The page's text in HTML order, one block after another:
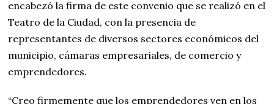
encabezó la firma de este convenio que se realizó en el
Teatro de la Ciudad, con la presencia de
representantes de diversos sectores económicos del
municipio, cámaras empresariales, de comercio y
emprendedores.
“Creo firmemente que los emprendedores ven en los